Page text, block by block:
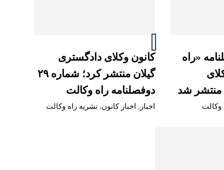
«راه
منتشر شد
وکالت
کانون وکلای دادگستری
گیلان منتشر کرد؛ شماره ۲۹
دوفصلنامه راه وکالت
اخبار , اخبار کانون, نشریه راه وکالت